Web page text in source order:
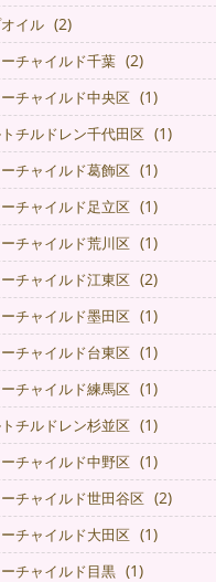
イル (2)
チャイルド千葉 (2)
チャイルド中央区 (1)
チルドレン千代田区 (1)
チャイルド葛飾区 (1)
チャイルド足立区 (1)
チャイルド荒川区 (1)
チャイルド江東区 (2)
チャイルド墨田区 (1)
チャイルド台東区 (1)
チャイルド練馬区 (1)
チルドレン杉並区 (1)
チャイルド中野区 (1)
チャイルド世田谷区 (2)
チャイルド大田区 (1)
チャイルド目黒 (1)